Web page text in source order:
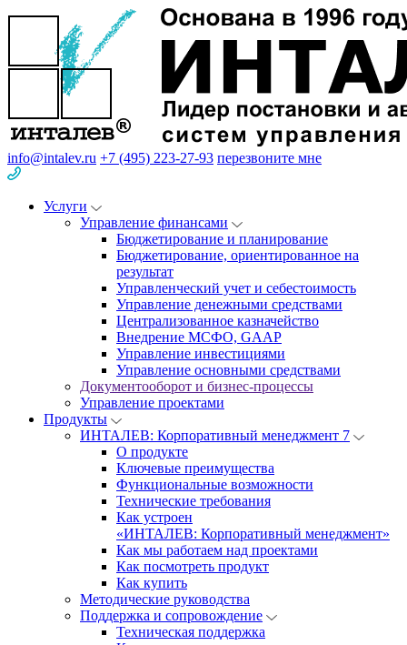
info@intalev.ru +7 (495) 223-27-93 перезвоните мне
Услуги
Управление финансами
Бюджетирование и планирование
Бюджетирование, ориентированное на
результат
Управленческий учет и себестоимость
Управление денежными средствами
Централизованное казначейство
Внедрение МСФО, GAAP
Управление инвестициями
Управление основными средствами
Документооборот и бизнес-процессы
Управление проектами
Продукты
ИНТАЛЕВ: Корпоративный менеджмент 7
О продукте
Ключевые преимущества
Функциональные возможности
Технические требования
Как устроен
«ИНТАЛЕВ: Корпоративный менеджмент»
Как мы работаем над проектами
Как посмотреть продукт
Как купить
Методические руководства
Поддержка и сопровождение
Техническая поддержка